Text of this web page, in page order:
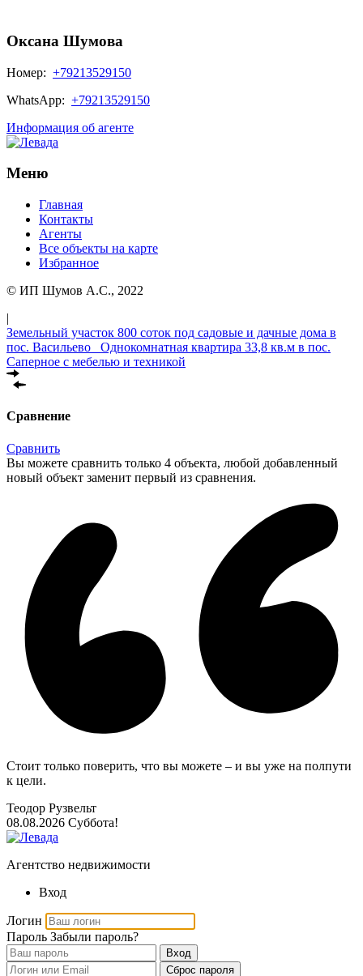
Оксана Шумова
Номер: +79213529150
WhatsApp: +79213529150
Информация об агенте
Меню
Главная
Контакты
Агенты
Все объекты на карте
Избранное
© ИП Шумов А.С., 2022
|
Земельный участок 800 соток под садовые и дачные дома в
пос. Васильево
Однокомнатная квартира 33,8 кв.м в пос.
Саперное с мебелью и техникой
Сравнение
Сравнить
Вы можете сравнить только 4 объекта, любой добавленный
новый объект заменит первый из сравнения.
Стоит только поверить, что вы можете – и вы уже на полпути
к цели.
Теодор Рузвельт
08.08.2026 Суббота!
Агентство недвижимости
Вход
Логин
Пароль Забыли пароль?
Вход
Сброс пароля